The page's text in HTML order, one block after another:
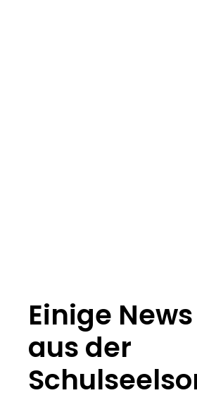
Einige News
aus der